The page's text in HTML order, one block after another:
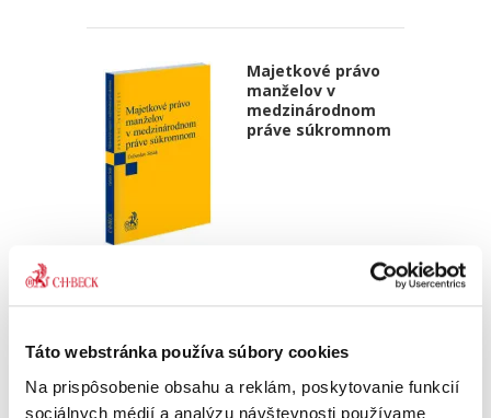
Táto webstránka používa súbory cookies
Na prispôsobenie obsahu a reklám, poskytovanie funkcií
sociálnych médií a analýzu návštevnosti používame
Majetkové právo
manželov v
medzinárodnom
práve súkromnom
23,00 € s DPH
Predkladaná publikácia predstavuje prvé
systematické a komplexné spracovanie danej
témy v slovenských podmienkach. Monografia